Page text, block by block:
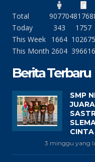
Total 90770
Today
343
1757
This Week
1664 102675
This Month 2604 396616
Berita Terbaru
SMP
3 minggu yang